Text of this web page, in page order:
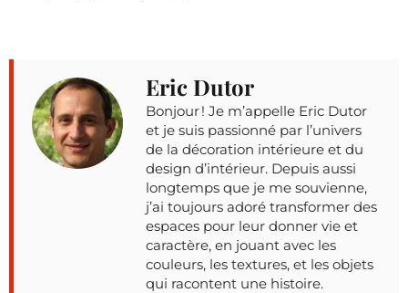
Eric Dutor
Bonjour ! Je m’appelle Eric Dutor
et je suis passionné par l’univers
de la décoration intérieure et du
design d’intérieur. Depuis aussi
longtemps que je me souvienne,
j’ai toujours adoré transformer des
espaces pour leur donner vie et
caractère, en jouant avec les
couleurs, les textures, et les objets
qui racontent une histoire.